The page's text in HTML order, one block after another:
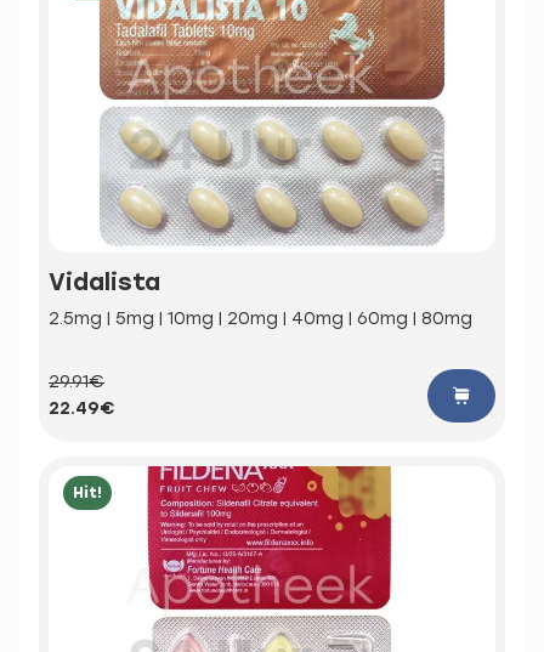
Vidalista
2.5mg | 5mg | 10mg | 20mg | 40mg | 60mg | 80mg
29.91€
22.49€
Hit!